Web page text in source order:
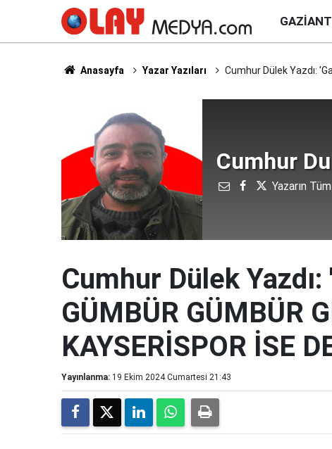
Anasayfa Yazar Yazıları Cumhur Dülek Yazdı:
Cumhur
Yazarın
Cumhur Dülek
GÜMBÜR GÜMBÜR
KAYSERİSPOR İSE
Yayınlanma: 19 Ekim 2024 Cumartesi 21:43